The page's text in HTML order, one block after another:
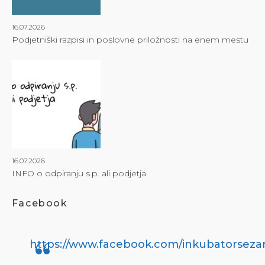
16.07.2026
Podjetniški razpisi in poslovne priložnosti na enem mestu
16.07.2026
INFO o odpiranju s.p. ali podjetja
Facebook
https://www.facebook.com/